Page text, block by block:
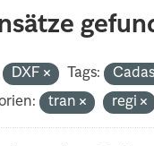
DXF Tags:
tran regi